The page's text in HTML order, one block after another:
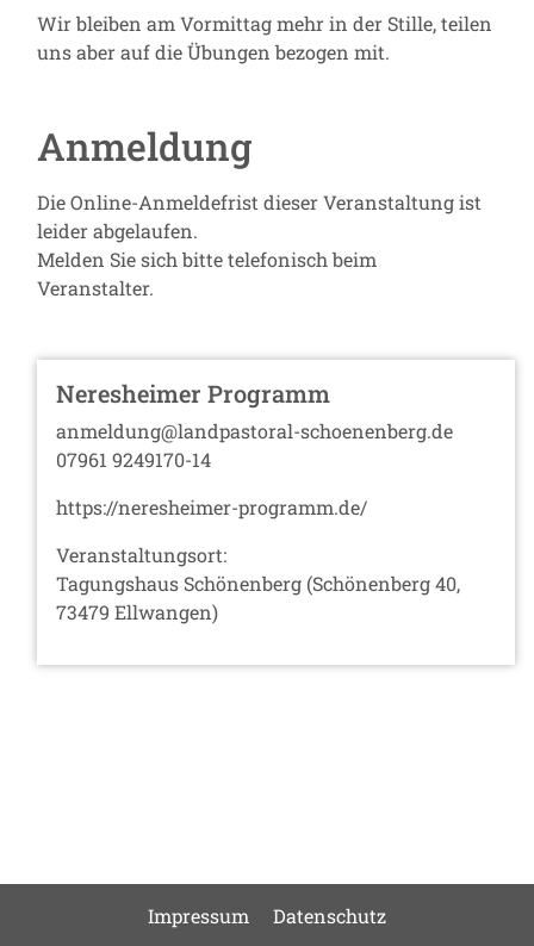
Wir bleiben am Vormittag mehr in der Stille, teilen
uns aber auf die Übungen bezogen mit.
Anmeldung
Die Online-Anmeldefrist dieser Veranstaltung ist
leider abgelaufen.
Melden Sie sich bitte telefonisch beim
Veranstalter.
Neresheimer Programm
anmeldung@landpastoral-schoenenberg.de
07961 9249170-14
https://neresheimer-programm.de/
Veranstaltungsort:
Tagungshaus Schönenberg (Schönenberg 40,
73479 Ellwangen)
Impressum Datenschutz